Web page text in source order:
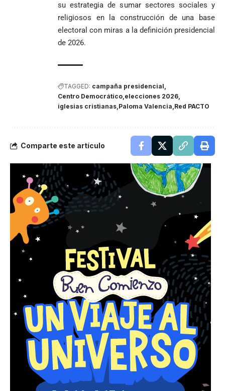
su estrategia de sumar sectores sociales y
religiosos en la construcción de una base
electoral con miras a la definición presidencial
de 2026.
TAGGED: campaña presidencial
Centro Democrático elecciones 2026
iglesias cristianas Paloma Valencia Red PACTO
Comparte este artículo